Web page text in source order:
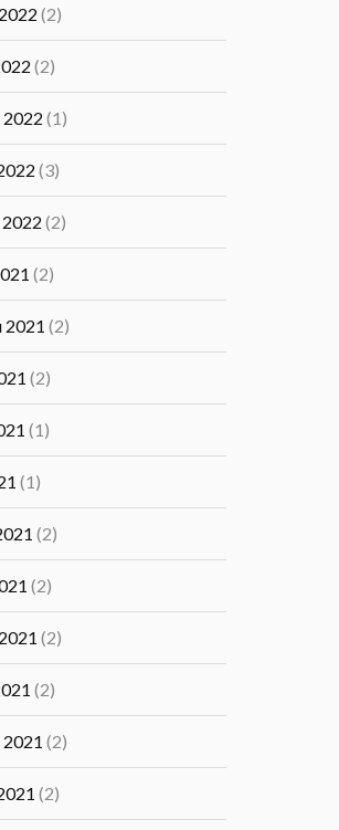
(2)
(2)
(1)
(3)
(2)
(2)
2021 (2)
(2)
(1)
(1)
(2)
(2)
(2)
(2)
(2)
(2)